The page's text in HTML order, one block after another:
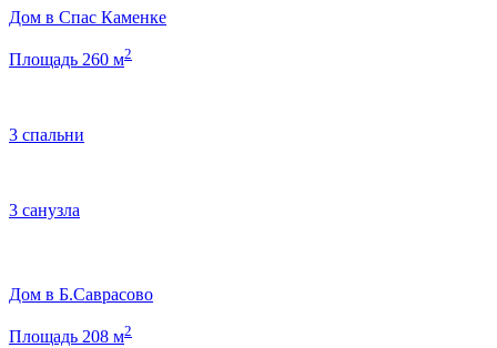
Дом в Спас Каменке
Площадь 260 м2
3 спальни
3 санузла
Дом в Б.Саврасово
Площадь 208 м2